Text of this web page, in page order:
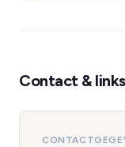
Contact & links